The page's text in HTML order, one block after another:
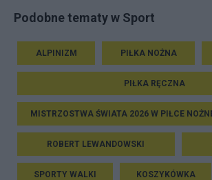
Podobne tematy w Sport
ALPINIZM PIŁKA NOŻNA
PIŁKA RĘCZNA
MISTRZOSTWA ŚWIATA 2026 W PIŁCE
ROBERT LEWANDOWSKI
SPORTY WALKI KOSZYKÓWKA